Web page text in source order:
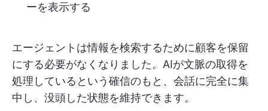
ーを表示する
エージェントは情報を検索するために顧客を保留
にする必要がなくなりました。AIが文脈の取得を
処理しているという確信のもと、会話に完全に集
中し、没頭した状態を維持できます。